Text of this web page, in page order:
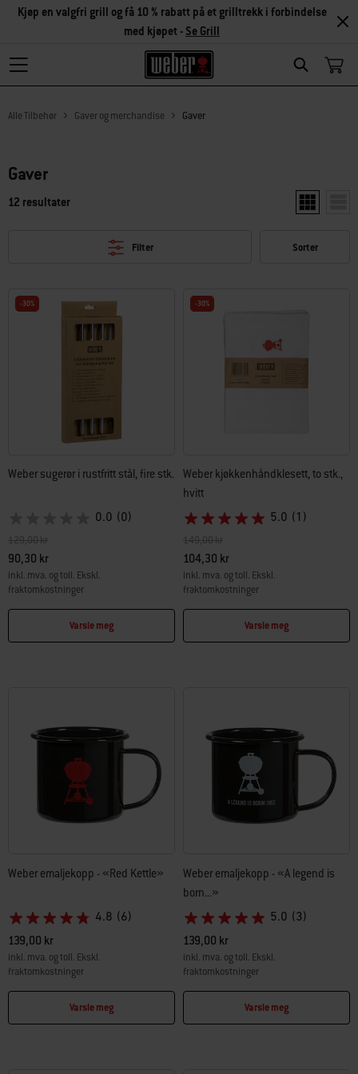
Search
Kjøp en valgfri grill og få 10 % rabatt på et grilltrekk i forbindelse
med kjøpet - Se Grill
Alle Tilbehør Gaver og merchandise Gaver
Gaver
12 resultater Vis to
Filter Sorter
-30%
Weber sugerør i rustfritt stål, fire stk.
0.0 (0)
Pris redusert fra
129,00 krtil
90,30 kr
inkl. mva. og toll. Ekskl.
fraktomkostninger
Color Options
Varsle meg
-30%
Weber kjøkkenhåndklesett, to stk.,
hvitt
5.0 (1)
Pris redusert fra
149,00 krtil
104,30 kr
inkl. mva. og toll. Ekskl.
fraktomkostninger
Color Options
Varsle meg
Weber emaljekopp - «Red Kettle»
4.8 (6)
139,00 kr
inkl. mva. og toll. Ekskl.
fraktomkostninger
Color Options
Varsle meg
Weber emaljekopp - «A legend is
born...»
5.0 (3)
139,00 kr
inkl. mva. og toll. Ekskl.
fraktomkostninger
Color Options
Varsle meg